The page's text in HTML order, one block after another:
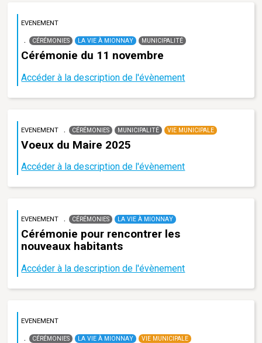
EVENEMENT
CÉRÉMONIES LA VIE À MIONNAY MUNICIPALITÉ
Cérémonie du 11 novembre
Accéder à la description de l'évènement
EVENEMENT CÉRÉMONIES MUNICIPALITÉ VIE MUNICIPALE
Voeux du Maire 2025
Accéder à la description de l'évènement
EVENEMENT CÉRÉMONIES LA VIE À MIONNAY
Cérémonie pour rencontrer les
nouveaux habitants
Accéder à la description de l'évènement
EVENEMENT
CÉRÉMONIES LA VIE À MIONNAY VIE MUNICIPALE